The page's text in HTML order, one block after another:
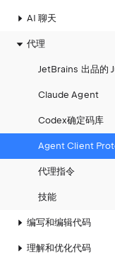
AI 聊天
代理
JetBrains 出品的
Claude Agent
Codex确定码库
Agent Client
代理指令
技能
编写和编辑代码
理解和优化代码